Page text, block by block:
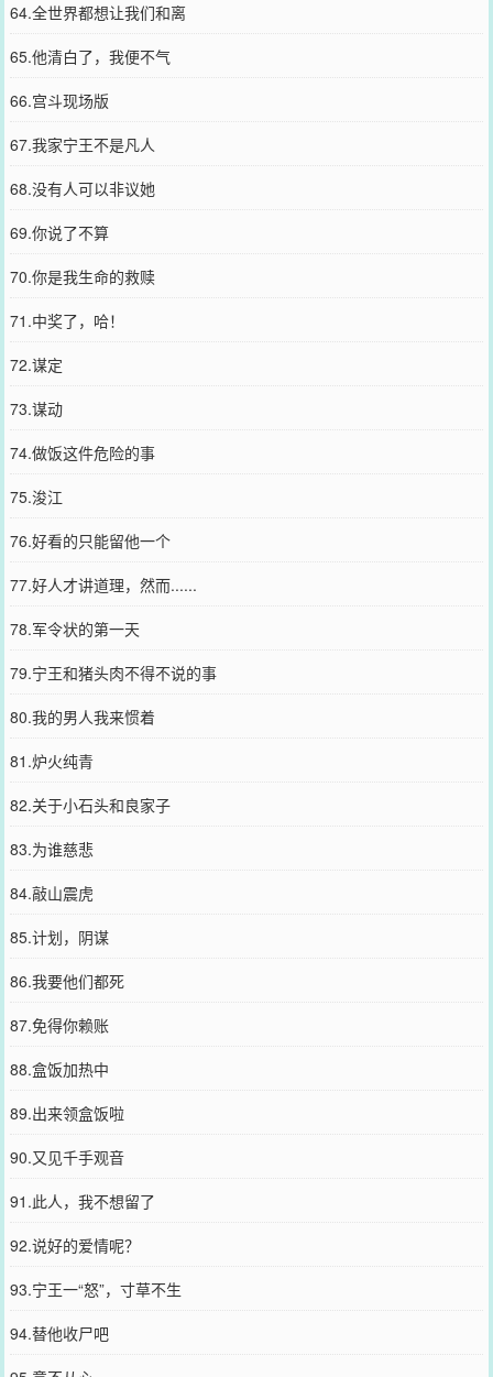
64.全世界都想让我们和离
65.他清白了，我便不气
66.宫斗现场版
67.我家宁王不是凡人
68.没有人可以非议她
69.你说了不算
70.你是我生命的救赎
71.中奖了，哈！
72.谋定
73.谋动
74.做饭这件危险的事
75.浚江
76.好看的只能留他一个
77.好人才讲道理，然而......
78.军令状的第一天
79.宁王和猪头肉不得不说的事
80.我的男人我来惯着
81.炉火纯青
82.关于小石头和良家子
83.为谁慈悲
84.敲山震虎
85.计划，阴谋
86.我要他们都死
87.免得你赖账
88.盒饭加热中
89.出来领盒饭啦
90.又见千手观音
91.此人，我不想留了
92.说好的爱情呢？
93.宁王一“怒”，寸草不生
94.替他收尸吧